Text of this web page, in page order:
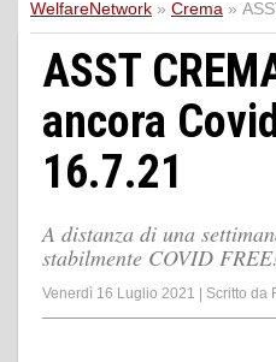
WelfareNetwork » Crema »
ASST
ancora
16.7.21
A distanza di una
stabilmente COVID
Venerdì 16 Luglio 2021 | Scritto da